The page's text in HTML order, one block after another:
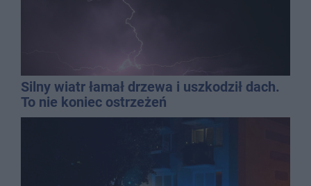
Silny wiatr łamał drzewa i uszkodził dach.
To nie koniec ostrzeżeń